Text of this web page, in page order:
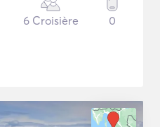
6 Croisière 0